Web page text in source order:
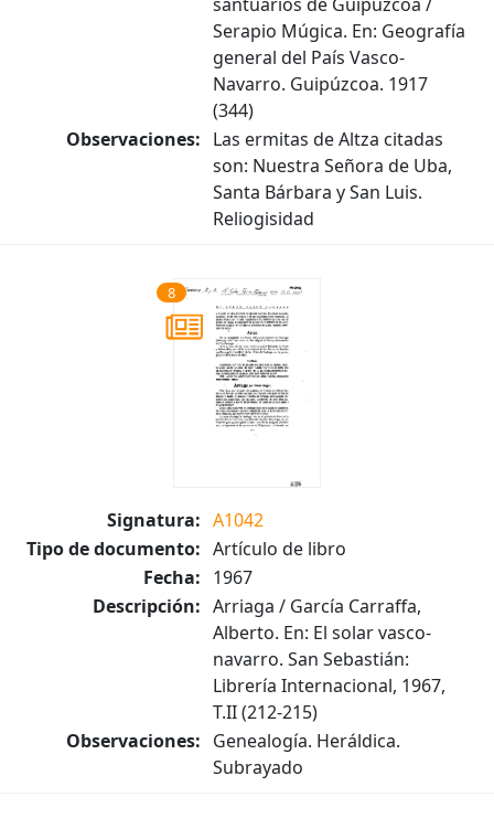
Serapio Múgica. En: Geografía
general del País Vasco-
Navarro. Guipúzcoa. 1917
(344)
Observaciones: Las ermitas de Altza citadas
son: Nuestra Señora de Uba,
Santa Bárbara y San Luis.
Reliogisidad
8
Signatura: A1042
Tipo de documento: Artículo de libro
Fecha: 1967
Descripción: Arriaga / García Carraffa,
Alberto. En: El solar vasco-
navarro. San Sebastián:
Librería Internacional, 1967,
T.II (212-215)
Observaciones: Genealogía. Heráldica.
Subrayado